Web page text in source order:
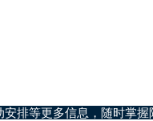
排等更多信息，随时掌握